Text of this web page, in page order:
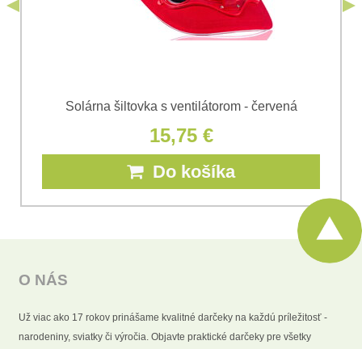
Solárna šiltovka s ventilátorom - červená
15,75 €
Do košíka
O NÁS
Už viac ako 17 rokov prinášame kvalitné darčeky na každú príležitosť -
narodeniny, sviatky či výročia. Objavte praktické darčeky pre všetky